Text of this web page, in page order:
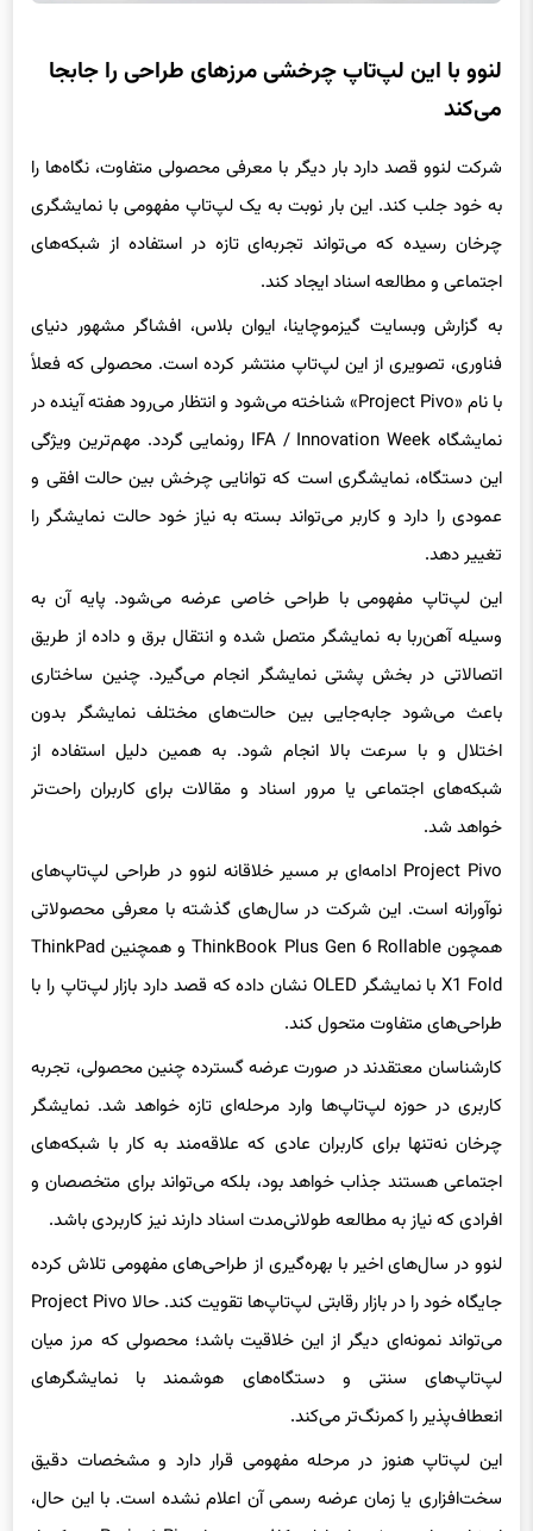
لنوو با این لپ‌تاپ چرخشی مرزهای طراحی را جابجا
می‌کند
شرکت لنوو قصد دارد بار دیگر با معرفی محصولی متفاوت، نگاه‌ها را
به خود جلب کند. این بار نوبت به یک لپ‌تاپ مفهومی با نمایشگری
چرخان رسیده که می‌تواند تجربه‌ای تازه در استفاده از شبکه‌های
اجتماعی و مطالعه اسناد ایجاد کند.
به گزارش وبسایت گیزموچاینا، ایوان بلاس، افشاگر مشهور دنیای
فناوری، تصویری از این لپ‌تاپ منتشر کرده است. محصولی که فعلاً
با نام «Project Pivo» شناخته می‌شود و انتظار می‌رود هفته آینده در
نمایشگاه IFA / Innovation Week رونمایی گردد. مهم‌ترین ویژگی
این دستگاه، نمایشگری است که توانایی چرخش بین حالت افقی و
عمودی را دارد و کاربر می‌تواند بسته به نیاز خود حالت نمایشگر را
تغییر دهد.
این لپ‌تاپ مفهومی با طراحی خاصی عرضه می‌شود. پایه آن به
وسیله آهن‌ربا به نمایشگر متصل شده و انتقال برق و داده از طریق
اتصالاتی در بخش پشتی نمایشگر انجام می‌گیرد. چنین ساختاری
باعث می‌شود جابه‌جایی بین حالت‌های مختلف نمایشگر بدون
اختلال و با سرعت بالا انجام شود. به همین دلیل استفاده از
شبکه‌های اجتماعی یا مرور اسناد و مقالات برای کاربران راحت‌تر
خواهد شد.
Project Pivo ادامه‌ای بر مسیر خلاقانه لنوو در طراحی لپ‌تاپ‌های
نوآورانه است. این شرکت در سال‌های گذشته با معرفی محصولاتی
همچون ThinkBook Plus Gen 6 Rollable و همچنین ThinkPad
X1 Fold با نمایشگر OLED نشان داده که قصد دارد بازار لپ‌تاپ را با
طراحی‌های متفاوت متحول کند.
کارشناسان معتقدند در صورت عرضه گسترده چنین محصولی، تجربه
کاربری در حوزه لپ‌تاپ‌ها وارد مرحله‌ای تازه خواهد شد. نمایشگر
چرخان نه‌تنها برای کاربران عادی که علاقه‌مند به کار با شبکه‌های
اجتماعی هستند جذاب خواهد بود، بلکه می‌تواند برای متخصصان و
افرادی که نیاز به مطالعه طولانی‌مدت اسناد دارند نیز کاربردی باشد.
لنوو در سال‌های اخیر با بهره‌گیری از طراحی‌های مفهومی تلاش کرده
جایگاه خود را در بازار رقابتی لپ‌تاپ‌ها تقویت کند. حالا Project Pivo
می‌تواند نمونه‌ای دیگر از این خلاقیت باشد؛ محصولی که مرز میان
لپ‌تاپ‌های سنتی و دستگاه‌های هوشمند با نمایشگرهای
انعطاف‌پذیر را کمرنگ‌تر می‌کند.
این لپ‌تاپ هنوز در مرحله مفهومی قرار دارد و مشخصات دقیق
سخت‌افزاری یا زمان عرضه رسمی آن اعلام نشده است. با این حال،